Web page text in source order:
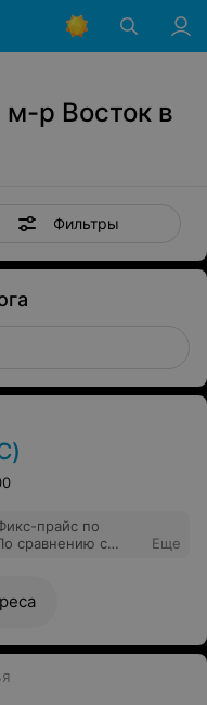
р Восток в
Фильтры
прайс по
Еще